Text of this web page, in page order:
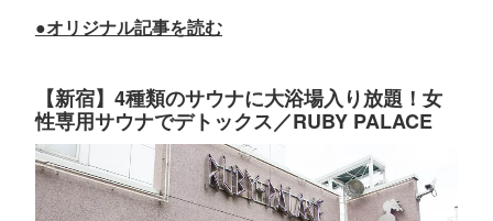
●オリジナル記事を読む
【新宿】4種類のサウナに大浴場入り放題！女
性専用サウナでデトックス／RUBY PALACE